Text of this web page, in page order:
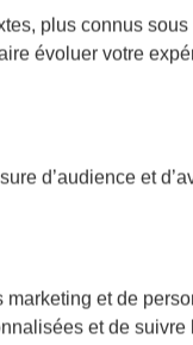
plus connus
évoluer votre
d’audience et
marketing et de
et de